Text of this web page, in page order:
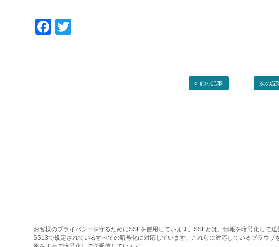
Facebook
« 前の記事 次の記
お客様のプライバシーを守るためにSSLを使用しています。SSLとは、情報を暗号化して
SSL3で規定されているすべての暗号化に対応しています。これらに対応しているブラウ